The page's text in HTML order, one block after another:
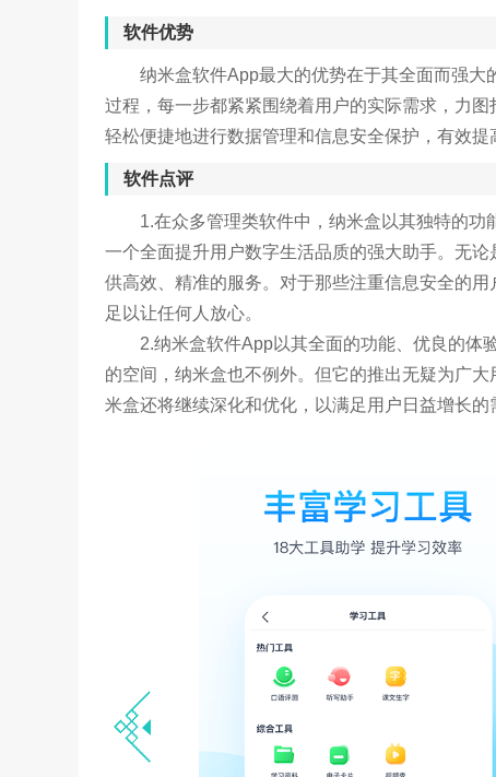
软件优势
纳米盒软件App最大的优势在于其全面而强
过程，每一步都紧紧围绕着用户的实际需求，力
轻松便捷地进行数据管理和信息安全保护，有效提
软件点评
1.在众多管理类软件中，纳米盒以其独特的
一个全面提升用户数字生活品质的强大助手。无
供高效、精准的服务。对于那些注重信息安全的
足以让任何人放心。
2.纳米盒软件App以其全面的功能、优良的体
的空间，纳米盒也不例外。但它的推出无疑为广
米盒还将继续深化和优化，以满足用户日益增长的